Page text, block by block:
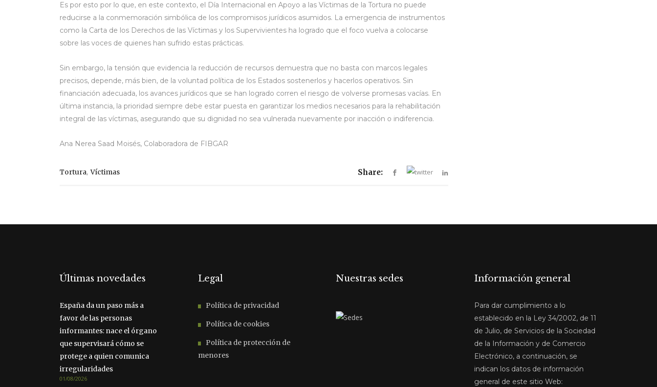
Es por esto por lo que, en este contexto, el Día Internacional en Apoyo a las Víctimas de la Tortura no puede
reducirse a la conmemoración simbólica de los compromisos jurídicos asumidos. La emergencia de instrumentos
como la Carta de los Derechos de las Víctimas y los Supervivientes ha logrado que el foco vuelva a colocarse
sobre las voces de quienes han sufrido estas prácticas.
Sin embargo, la tensión que evidencia la reducción de recursos demuestra que no basta con marcos legales
precisos, depende, más bien, de la voluntad política de los Estados sostenerlos y hacerlos operativos. Sin
financiación adecuada, los avances jurídicos que se han logrado corren el riesgo de volverse promesas vacías. En
última instancia, la prioridad siempre debe estar puesta en garantizar los medios necesarios para la rehabilitación
integral de las víctimas, asegurando que su dignidad no sea vulnerada nuevamente por inacción o indiferencia.
Ana Nerea Saad Moisés, Colaboradora de FIBGAR
Tortura,Víctimas Share:
Últimas novedades
España da un paso más a
favor de las personas
informantes: nace el órgano
que supervisará cómo se
protege a quien comunica
irregularidades
01/08/2026
Legal
Política de privacidad
Política de cookies
Política de protección de
menores
Nuestras sedes Información general
Para dar cumplimiento a lo
establecido en la Ley 34/2002, de 11
de Julio, de Servicios de la Sociedad
de la Información y de Comercio
Electrónico, a continuación, se
indican los datos de información
general de este sitio Web: